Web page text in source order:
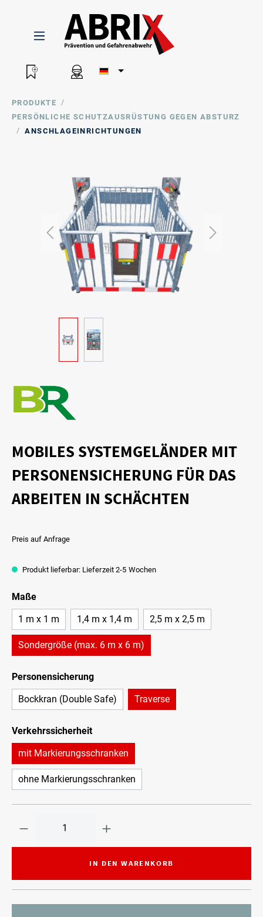
PRODUKTE
/
PERSÖNLICHE SCHUTZAUSRÜSTUNG GEGEN ABSTURZ
/
ANSCHLAGEINRICHTUNGEN
MOBILES SYSTEMGELÄNDER MIT
PERSONENSICHERUNG FÜR DAS
ARBEITEN IN SCHÄCHTEN
Preis auf Anfrage
Produkt lieferbar: Lieferzeit 2-5 Wochen
Maße
1 m x 1 m
1,4 m x 1,4 m 2,5 m x 2,5 m
Sondergröße (max. 6 m x 6 m)
Personensicherung
Bockkran (Double Safe)
Traverse
Verkehrssicherheit
mit Markierungsschranken
ohne Markierungsschranken
IN DEN WARENKORB